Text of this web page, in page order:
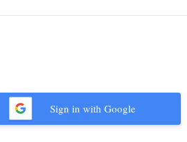
Sign in with Google